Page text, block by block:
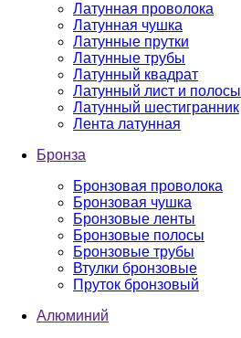
Латунная проволока
Латунная чушка
Латунные прутки
Латунные трубы
Латунный квадрат
Латунный лист и полосы
Латунный шестигранник
Лента латунная
Бронза
Бронзовая проволока
Бронзовая чушка
Бронзовые ленты
Бронзовые полосы
Бронзовые трубы
Втулки бронзовые
Пруток бронзовый
Алюминий